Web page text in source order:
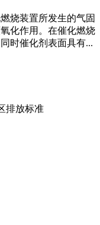
烧装置所发生的气固
化作用。在催化燃烧
时催化剂表面具有...
排放标准